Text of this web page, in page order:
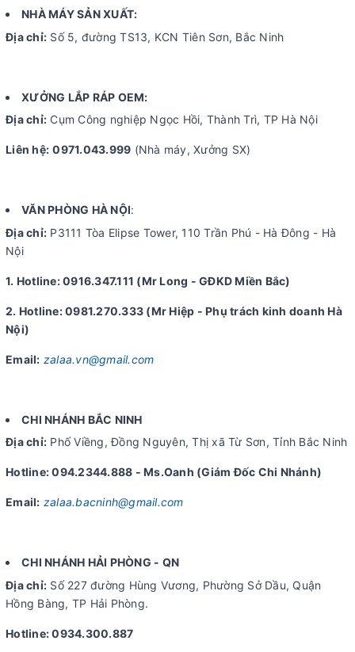
NHÀ MÁY SẢN XUẤT:
Địa chỉ: Số 5, đường TS13, KCN Tiên Sơn, Bắc Ninh
XƯỞNG LẮP RÁP OEM:
Địa chỉ: Cụm Công nghiệp Ngọc Hồi, Thành Trì, TP Hà Nội
Liên hệ: 0971.043.999 (Nhà máy, Xưởng SX)
VĂN PHÒNG HÀ NỘI:
Địa chỉ: P3111 Tòa Elipse Tower, 110 Trần Phú - Hà Đông - Hà
Nội
1. Hotline: 0916.347.111 (Mr Long - GĐKD Miền Bắc)
2. Hotline: 0981.270.333 (Mr Hiệp - Phụ trách kinh doanh Hà
Nội)
Email: zalaa.vn@gmail.com
CHI NHÁNH BẮC NINH
Địa chỉ: Phố Viềng, Đồng Nguyên, Thị xã Từ Sơn, Tỉnh Bắc Ninh
Hotline: 094.2344.888 - Ms.Oanh (Giám Đốc Chi Nhánh)
Email: zalaa.bacninh@gmail.com
CHI NHÁNH HẢI PHÒNG - QN
Địa chỉ: Số 227 đường Hùng Vương, Phường Sở Dầu, Quận
Hồng Bàng, TP Hải Phòng.
Hotline: 0934.300.887